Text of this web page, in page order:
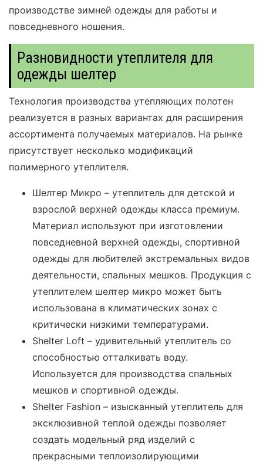
производстве зимней одежды для работы и
повседневного ношения.
Разновидности утеплителя для
одежды шелтер
Технология производства утепляющих полотен
реализуется в разных вариантах для расширения
ассортимента получаемых материалов. На рынке
присутствует несколько модификаций
полимерного утеплителя.
Шелтер Микро – утеплитель для детской и
взрослой верхней одежды класса премиум.
Материал используют при изготовлении
повседневной верхней одежды, спортивной
одежды для любителей экстремальных видов
деятельности, спальных мешков. Продукция с
утеплителем шелтер микро может быть
использована в климатических зонах с
критически низкими температурами.
Shelter Loft – удивительный утеплитель со
способностью отталкивать воду.
Используется для производства спальных
мешков и спортивной одежды.
Shelter Fashion – изысканный утеплитель для
эксклюзивной теплой одежды позволяет
создать модельный ряд изделий с
прекрасными теплоизолирующими